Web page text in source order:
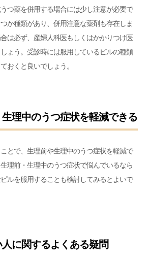
つ薬を併用する場合には少し注意が必要で
か種類があり、併用注意な薬剤も存在しま
は必ず、産婦人科医もしくはかかりつけ医
ょう。受診時には服用しているピルの種類
おくと良いでしょう。
理中のうつ症状を軽減できる
とで、生理前や生理中のうつ症状を軽減で
理前・生理中のうつ症状で悩んでいるなら
ルを服用することも検討してみるとよいで
に関するよくある疑問